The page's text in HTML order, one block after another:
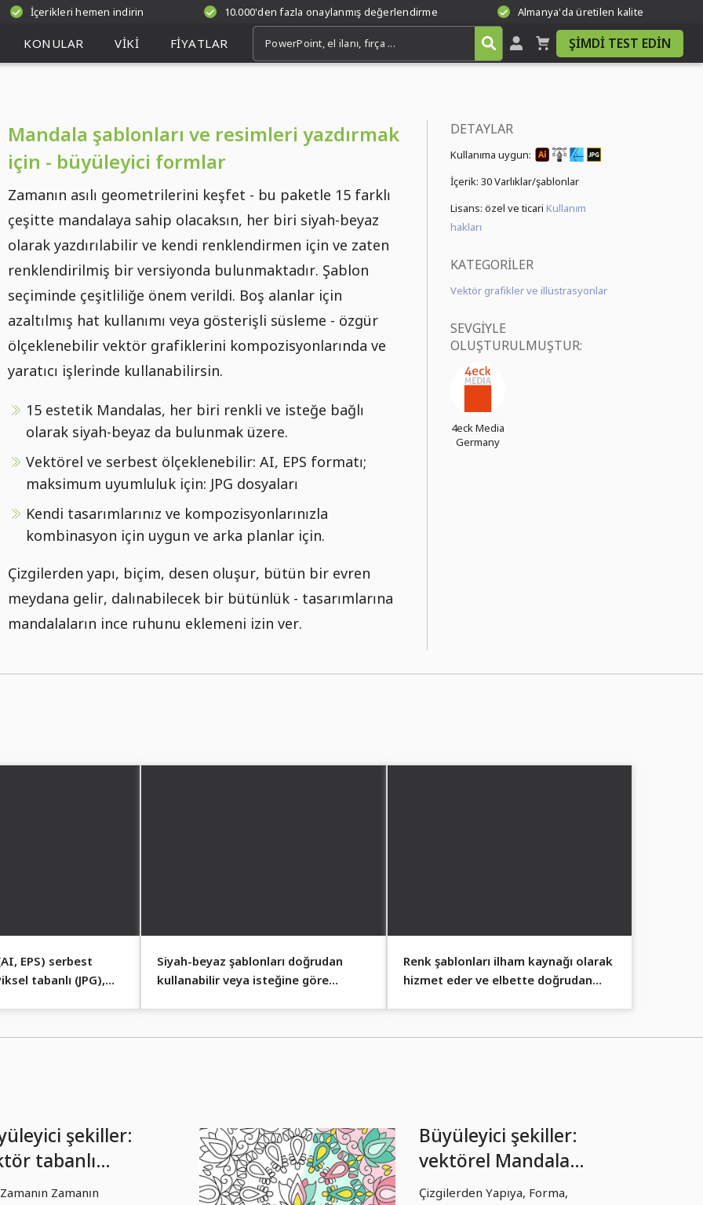
İçerikleri hemen indirin 10.000'den fazla onaylanmış değerlendirme Almanya'da üretilen kalite
KONULAR VIKI FIYATLAR ŞIMDI TEST EDIN
Mandala şablonları ve resimleri yazdırmak
için - büyüleyici formlar
Zamanın asılı geometrilerini keşfet - bu paketle 15 farklı
çeşitte mandalaya sahip olacaksın, her biri siyah-beyaz
olarak yazdırılabilir ve kendi renklendirmen için ve zaten
renklendirilmiş bir versiyonda bulunmaktadır. Şablon
seçiminde çeşitliliğe önem verildi. Boş alanlar için
azaltılmış hat kullanımı veya gösterişli süsleme - özgür
ölçeklenebilir vektör grafiklerini kompozisyonlarında ve
yaratıcı işlerinde kullanabilirsin.
15 estetik Mandalas, her biri renkli ve isteğe bağlı
olarak siyah-beyaz da bulunmak üzere.
Vektörel ve serbest ölçeklenebilir: AI, EPS formatı;
maksimum uyumluluk için: JPG dosyaları
Kendi tasarımlarınız ve kompozisyonlarınızla
kombinasyon için uygun ve arka planlar için.
Çizgilerden yapı, biçim, desen oluşur, bütün bir evren
meydana gelir, dalınabilecek bir bütünlük - tasarımlarına
mandalaların ince ruhunu eklemeni izin ver.
DETAYLAR
Kullanıma uygun:
İçerik:30 Varlıklar/şablonlar
Lisans: özel ve ticari Kullanım
hakları
KATEGORILER
Vektör grafikler ve illüstrasyonlar
SEVGIYLE
OLUŞTURULMUŞTUR:
4eck Media
Germany
EPS) serbest
tabanlı (JPG),
Siyah-beyaz şablonları doğrudan
kullanabilir veya isteğine göre
Renk şablonları ilham kaynağı olarak
hizmet eder ve elbette doğrudan
şekiller:
tabanlı
şablonları -
Zamanın Zamanın
Büyüleyici şekiller:
vektörel Mandala
şablonları - Sürüm
Çizgilerden Yapıya, Forma,